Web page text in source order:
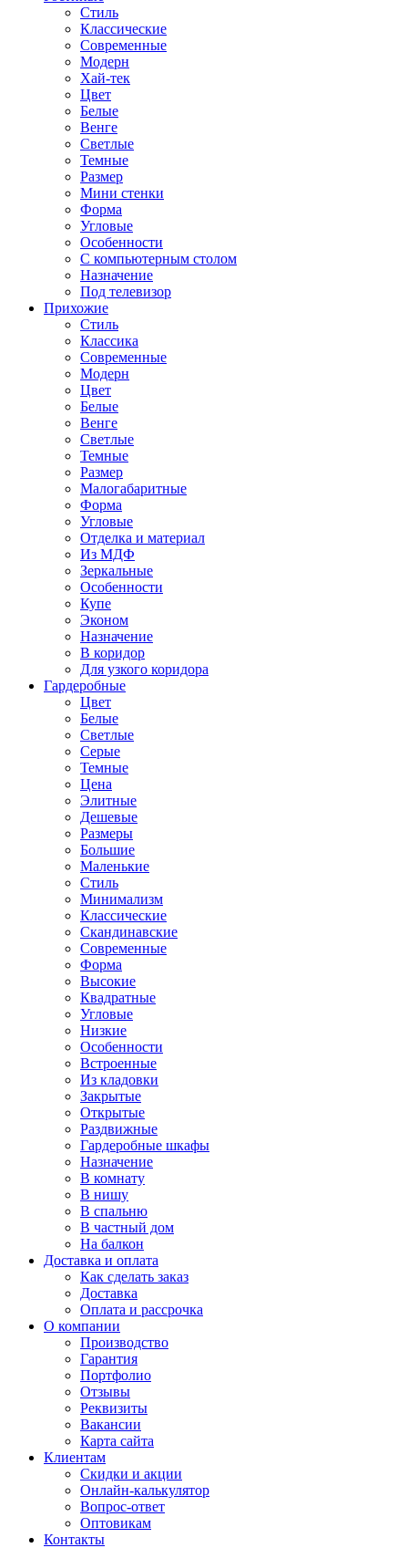
Стиль
Классические
Современные
Модерн
Хай-тек
Цвет
Белые
Венге
Светлые
Темные
Размер
Мини стенки
Форма
Угловые
Особенности
С компьютерным столом
Назначение
Под телевизор
Прихожие
Стиль
Классика
Современные
Модерн
Цвет
Белые
Венге
Светлые
Темные
Размер
Малогабаритные
Форма
Угловые
Отделка и материал
Из МДФ
Зеркальные
Особенности
Купе
Эконом
Назначение
В коридор
Для узкого коридора
Гардеробные
Цвет
Белые
Светлые
Серые
Темные
Цена
Элитные
Дешевые
Размеры
Большие
Маленькие
Стиль
Минимализм
Классические
Скандинавские
Современные
Форма
Высокие
Квадратные
Угловые
Низкие
Особенности
Встроенные
Из кладовки
Закрытые
Открытые
Раздвижные
Гардеробные шкафы
Назначение
В комнату
В нишу
В спальню
В частный дом
На балкон
Доставка и оплата
Как сделать заказ
Доставка
Оплата и рассрочка
О компании
Производство
Гарантия
Портфолио
Отзывы
Реквизиты
Вакансии
Карта сайта
Клиентам
Скидки и акции
Онлайн-калькулятор
Вопрос-ответ
Оптовикам
Контакты